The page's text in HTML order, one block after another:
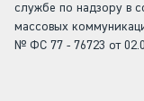
службе по надзору в
массовых
№ ФС 77 - 76723 от